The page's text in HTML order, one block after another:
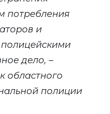
потребления
и
дело, –
областного
полиции